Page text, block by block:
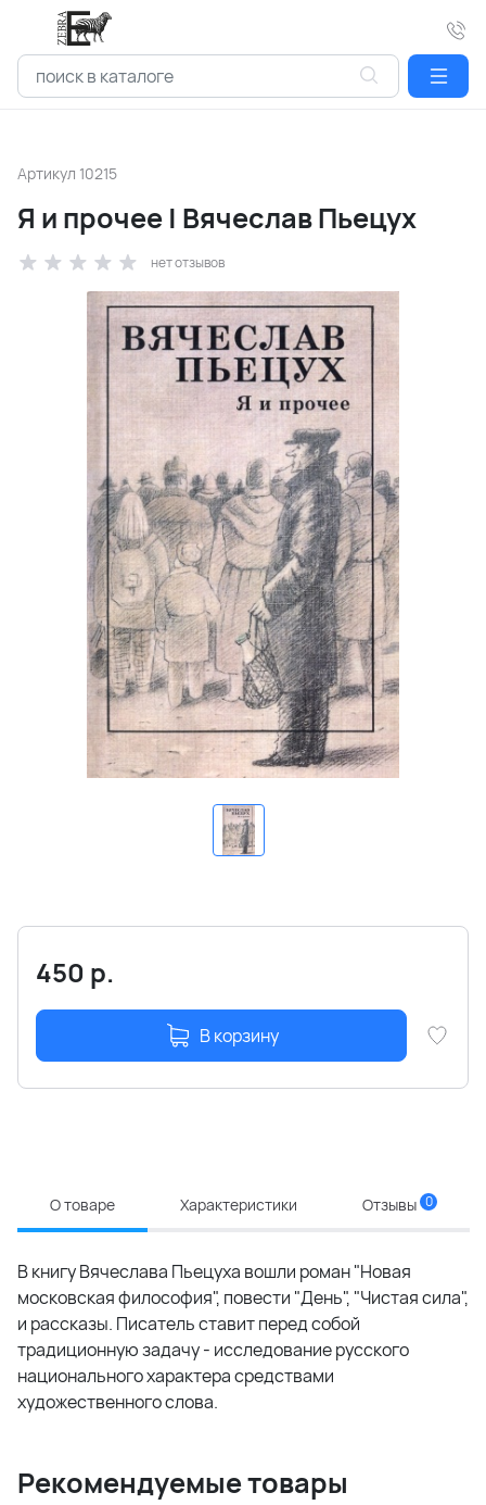
Артикул 10215
Я и прочее | Вячеслав Пьецух
нет отзывов
450 р.
В корзину
О товаре Характеристики Отзывы 0
В книгу Вячеслава Пьецуха вошли роман "Новая
московская философия", повести "День", "Чистая сила",
и рассказы. Писатель ставит перед собой
традиционную задачу - исследование русского
национального характера средствами
художественного слова.
Рекомендуемые товары